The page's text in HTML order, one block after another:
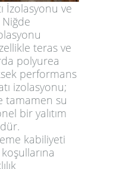
İzolasyonu ve
Niğde
teras ve
polyurea
performans
izolasyonu;
tamamen su
bir yalıtım
kabiliyeti